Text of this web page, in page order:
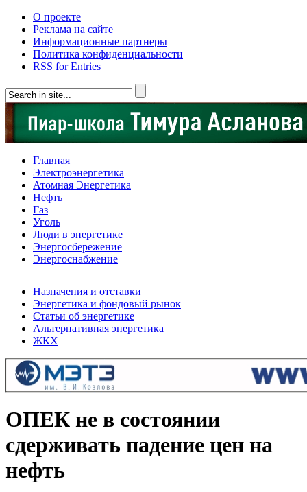
О проекте
Реклама на сайте
Информационные партнеры
Политика конфиденциальности
RSS for Entries
Главная
Электроэнергетика
Атомная Энергетика
Нефть
Газ
Уголь
Люди в энергетике
Энергосбережение
Энергоснабжение
Назначения и отставки
Энергетика и фондовый рынок
Статьи об энергетике
Альтернативная энергетика
ЖКХ
ОПЕК не в состоянии
сдерживать падение цен на
нефть